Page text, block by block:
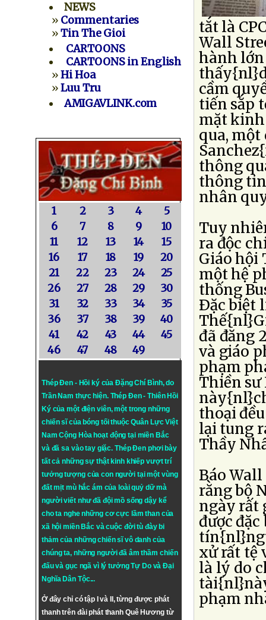
NEWS
» Commentaries
»Tin The Gioi
CARTOONS
CARTOONS in English
»Hi Hoa
»Luu Tru
AMIGAVLINK.com
1 2 3 4
5
6
7 8 9
10
11
12 13 14
15
16
17 18 19
20
21
22 23 24
25
26
27 28 29
30
31
32 33 34
35
36
37 38 39
40
41
42 43 44
45
46
47 48 49
Thép Đen - Hồi ký của Đặng Chí Bình, do
Trần Nam thực hiện. Thép Đen- Thiên Hồi
Ký của một điện viên, một trong những
chiến sĩ của bóng tối thuộc Quân Lực Việt
Nam Cộng Hòa hoạt động tại miền Bắc
và đã sa vào tay giặc. Thép Đen phơi bày
tất cả những sự thật kinh khiếp vượt trí
tưởng tượng của con người tại một vùng
đất mịt mù hắc ám của loài quỷ dữ mà
người viết như đã đội mồ sống dậy kể
cho ta nghe những cơ cực lầm than của
xã hội miền Bắc và cuộc đời tù đày bi
thảm của những chiến sĩ vô danh của
chúng ta, những người đã âm thầm chiến
đấu và gục ngã vì lý tưởngTự DovàĐại
Nghĩa Dân Tộc...
Ở đây chỉ có tập I và II, từng được phát
thanh trên đài phát thanh Quê Hương từ
tắt là
Wall
hành lớn
cầm
tiến sắp
mặt kinh
qua, một
thông
thông
nhân
Tuy
ra độc
Giáo hội
một hệ
thống
Ðặc biệt
đã đăng
và giáo
phạm
Thiền
thoại
lại tung
Thầy
Báo
rằng bộ
ngày rất
được
xử rất tệ
là lý do
phạm